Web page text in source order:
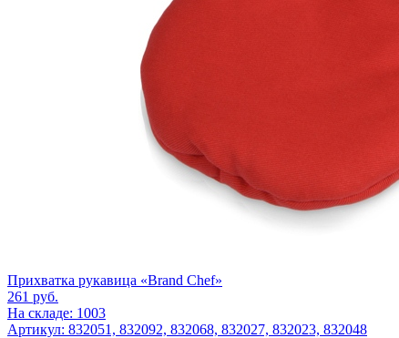
Прихватка рукавица «Brand Chef»
261 руб.
На складе: 1003
Артикул: 832051, 832092, 832068, 832027, 832023, 832048